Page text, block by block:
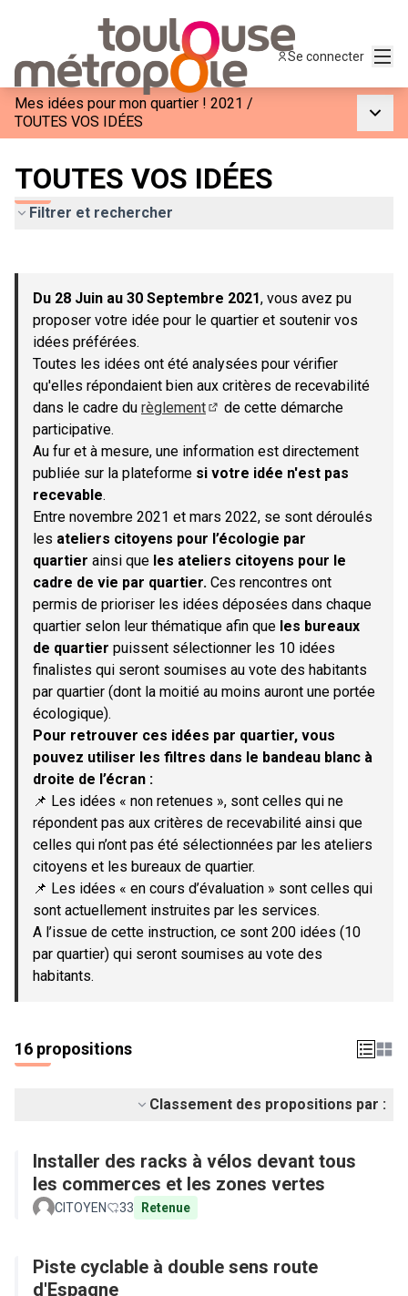
Se connecter
Mes idées pour mon quartier ! 2021 /
TOUTES VOS IDÉES
TOUTES VOS IDÉES
Filtrer et rechercher
−
Du 28 Juin au 30 Septembre 2021, vous avez pu
proposer votre idée pour le quartier et soutenir vos
idées préférées.
Toutes les idées ont été analysées pour vérifier
qu'elles répondaient bien aux critères de recevabilité
dans le cadre du règlement
de cette démarche
participative.
Au fur et à mesure, une information est directement
publiée sur la plateforme si votre idée n'est pas
recevable.
Entre novembre 2021 et mars 2022, se sont déroulés
les ateliers citoyens pour l’écologie par
quartier ainsi que les ateliers citoyens pour le
cadre de vie par quartier. Ces rencontres ont
permis de prioriser les idées déposées dans chaque
quartier selon leur thématique afin que les bureaux
de quartier puissent sélectionner les 10 idées
finalistes qui seront soumises au vote des habitants
par quartier (dont la moitié au moins auront une portée
écologique).
Pour retrouver ces idées par quartier, vous
pouvez utiliser les filtres dans le bandeau blanc à
droite de l’écran :
📌 Les idées « non retenues », sont celles qui ne
répondent pas aux critères de recevabilité ainsi que
celles qui n’ont pas été sélectionnées par les ateliers
citoyens et les bureaux de quartier.
📌 Les idées « en cours d’évaluation » sont celles qui
sont actuellement instruites par les services.
A l’issue de cette instruction, ce sont 200 idées (10
par quartier) qui seront soumises au vote des
habitants.
16 propositions
Classement des propositions par :
Installer des racks à vélos devant tous
les commerces et les zones vertes
CITOYEN 33 Retenue
Piste cyclable à double sens route
d'Espagne